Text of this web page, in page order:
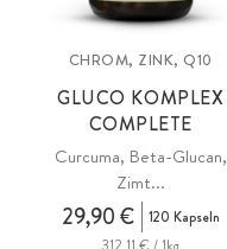
CHROM, ZINK, Q10
GLUCO KOMPLEX
COMPLETE
Curcuma, Beta-Glucan,
Zimt...
29,90 €
120 Kapseln